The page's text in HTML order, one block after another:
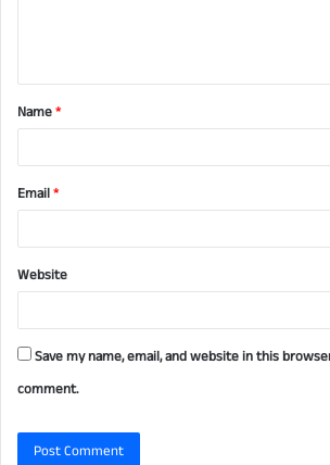
t
*Name*
Email*
Website
Save my name, email, and website in this
comment.